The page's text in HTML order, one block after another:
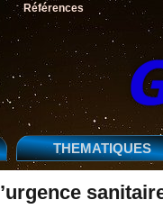
Références
THEMATIQUES